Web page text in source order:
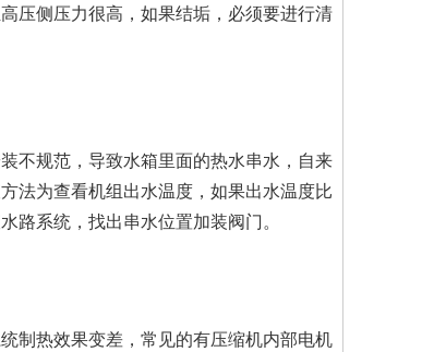
压侧压力很高，如果结垢，必须要进行清
规范，导致水箱里面的热水串水，自来
法为查看机组出水温度，如果出水温度比
路系统，找出串水位置加装阀门。
热效果变差，常见的有压缩机内部电机